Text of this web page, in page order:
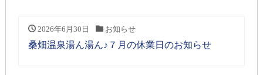
2026年6月30日 お知らせ
桑畑温泉湯ん湯ん♪７月の休業日のお知らせ